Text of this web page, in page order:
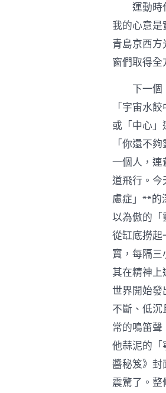
運動時
我的心意
青島京西方
窗們取得全
下一個
「宇宙水
或「中心」
「你還不
一個人，連
道飛行。今
慮症」**的
以為傲的「
從缸底撈起
寶，每隔
其在精神
世界開始發
不斷、低
常的鳴笛
他蒜泥的「
醬秘笈》封
震驚了。整